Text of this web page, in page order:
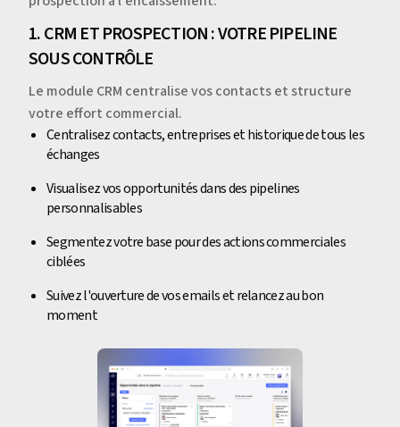
1. CRM ET PROSPECTION : VOTRE PIPELINE
SOUS CONTRÔLE
Le module CRM centralise vos contacts et structure
votre effort commercial.
Centralisez contacts, entreprises et historique de tous les
échanges
Visualisez vos opportunités dans des pipelines
personnalisables
Segmentez votre base pour des actions commerciales
ciblées
Suivez l'ouverture de vos emails et relancez au bon
moment